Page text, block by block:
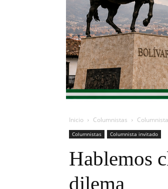
Inicio Columnistas
Columnistas Columnista invitado
Hablemos
dilema